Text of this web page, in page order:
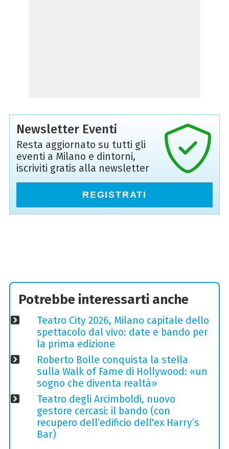
Newsletter Eventi
Resta aggiornato su tutti gli
eventi a Milano e dintorni,
iscriviti gratis alla newsletter
REGISTRATI
Potrebbe interessarti anche
Teatro City 2026, Milano capitale dello
spettacolo dal vivo: date e bando per
la prima edizione
Roberto Bolle conquista la stella
sulla Walk of Fame di Hollywood: «un
sogno che diventa realtà»
Teatro degli Arcimboldi, nuovo
gestore cercasi: il bando (con
recupero dell’edificio dell'ex Harry’s
Bar)